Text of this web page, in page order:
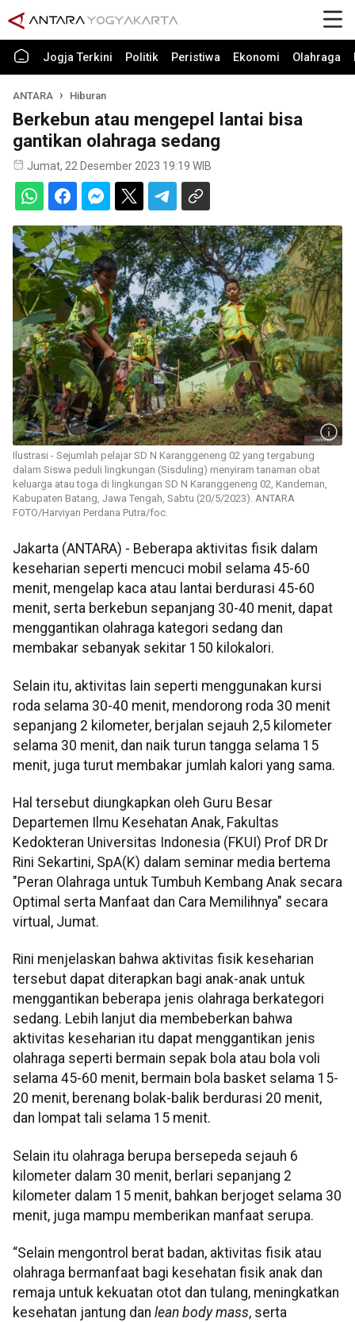
Jogja Terkini Politik Peristiwa Ekonomi Olahraga
ANTARA Hiburan
Berkebun atau mengepel lantai bisa
gantikan olahraga sedang
Jumat, 22 Desember 2023 19:19 WIB
Ilustrasi - Sejumlah pelajar SD N Karanggeneng 02 yang tergabung
dalam Siswa peduli lingkungan (Sisduling) menyiram tanaman obat
keluarga atau toga di lingkungan SD N Karanggeneng 02, Kandeman,
Kabupaten Batang, Jawa Tengah, Sabtu (20/5/2023). ANTARA
FOTO/Harviyan Perdana Putra/foc.
Jakarta (ANTARA) - Beberapa aktivitas fisik dalam
keseharian seperti mencuci mobil selama 45-60
menit, mengelap kaca atau lantai berdurasi 45-60
menit, serta berkebun sepanjang 30-40 menit, dapat
menggantikan olahraga kategori sedang dan
membakar sebanyak sekitar 150 kilokalori.
Selain itu, aktivitas lain seperti menggunakan kursi
roda selama 30-40 menit, mendorong roda 30 menit
sepanjang 2 kilometer, berjalan sejauh 2,5 kilometer
selama 30 menit, dan naik turun tangga selama 15
menit, juga turut membakar jumlah kalori yang sama.
Hal tersebut diungkapkan oleh Guru Besar
Departemen Ilmu Kesehatan Anak, Fakultas
Kedokteran Universitas Indonesia (FKUI) Prof DR Dr
Rini Sekartini, SpA(K) dalam seminar media bertema
"Peran Olahraga untuk Tumbuh Kembang Anak secara
Optimal serta Manfaat dan Cara Memilihnya" secara
virtual, Jumat.
Rini menjelaskan bahwa aktivitas fisik keseharian
tersebut dapat diterapkan bagi anak-anak untuk
menggantikan beberapa jenis olahraga berkategori
sedang. Lebih lanjut dia membeberkan bahwa
aktivitas keseharian itu dapat menggantikan jenis
olahraga seperti bermain sepak bola atau bola voli
selama 45-60 menit, bermain bola basket selama 15-
20 menit, berenang bolak-balik berdurasi 20 menit,
dan lompat tali selama 15 menit.
Selain itu olahraga berupa bersepeda sejauh 6
kilometer dalam 30 menit, berlari sepanjang 2
kilometer dalam 15 menit, bahkan berjoget selama 30
menit, juga mampu memberikan manfaat serupa.
“Selain mengontrol berat badan, aktivitas fisik atau
olahraga bermanfaat bagi kesehatan fisik anak dan
remaja untuk kekuatan otot dan tulang, meningkatkan
kesehatan jantung dan lean body mass, serta